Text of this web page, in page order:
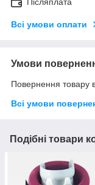
Всі умови оплати
Умови
Повернення товару
Всі умови
Подібні товари